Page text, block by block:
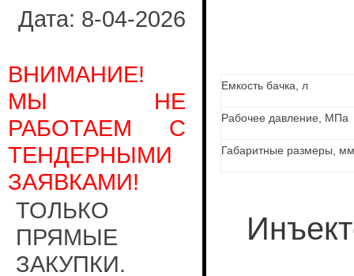
Дата: 8-04-2026
ВНИМАНИЕ!
МЫ НЕ
РАБОТАЕМ С
ТЕНДЕРНЫМИ
ЗАЯВКАМИ!
ТОЛЬКО
ПРЯМЫЕ
ЗАКУПКИ.
Емкость бачка, л
Рабочее давление, МПа
Габаритные размеры, мм